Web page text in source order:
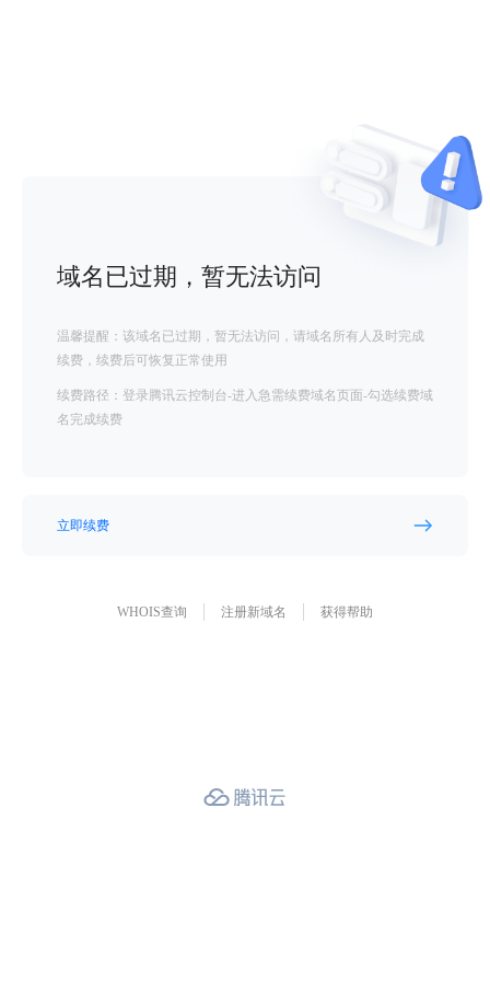
域名已过期，暂无法访问
温馨提醒：该域名已过期，暂无法访问，请域名所有人及时完成
续费，续费后可恢复正常使用
续费路径：登录腾讯云控制台-进入急需续费域名页面-勾选续费域
名完成续费
立即续费
WHOIS查询 注册新域名 获得帮助